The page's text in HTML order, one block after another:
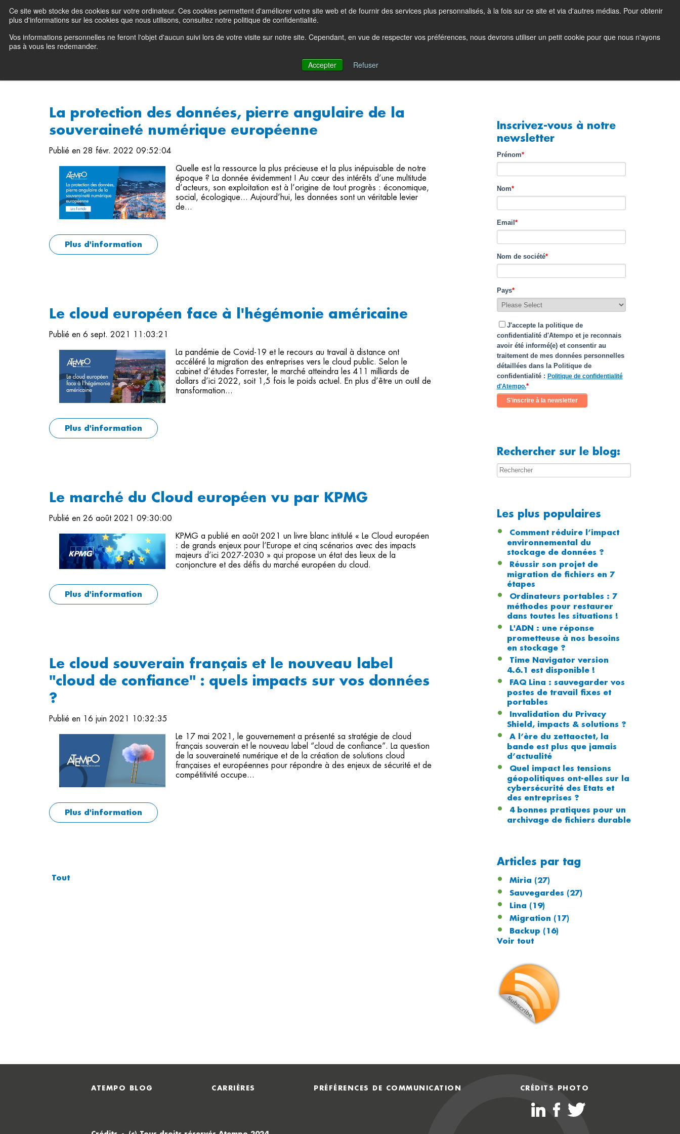
Ce site web stocke des cookies sur votre ordinateur. Ces cookies permettent d'améliorer votre site web et de fournir des services plus personnalisés, à la fois sur ce site et via d'autres médias. Pour obtenir
plus d'informations sur les cookies que nous utilisons, consultez notre politique de confidentialité.
Vos informations personnelles ne feront l'objet d'aucun suivi lors de votre visite sur notre site. Cependant, en vue de respecter vos préférences, nous devrons utiliser un petit cookie pour que nous n'ayons
pas à vous les redemander.
Accepter
Refuser
Preserving data ecosystems Blog produit Portail support (login) EN FR
Pourquoi Atempo ? Solutions Produits Partenaires Ressources Société Contact Demo
La protection des données, pierre angulaire de la
souveraineté numérique européenne
Publié en 28 févr. 2022 09:52:04
Quelle est la ressource la plus précieuse et la plus inépuisable de notre
époque ? La donnée évidemment ! Au cœur des intérêts d’une multitude
d’acteurs, son exploitation est à l’origine de tout progrès : économique,
social, écologique... Aujourd’hui, les données sont un véritable levier
de...
Plus d'information
Le cloud européen face à l'hégémonie américaine
Publié en 6 sept. 2021 11:03:21
La pandémie de Covid-19 et le recours au travail à distance ont
accéléré la migration des entreprises vers le cloud public. Selon le
cabinet d’études Forrester, le marché atteindra les 411 milliards de
dollars d’ici 2022, soit 1,5 fois le poids actuel. En plus d’être un outil de
transformation...
Plus d'information
Le marché du Cloud européen vu par KPMG
Publié en 26 août 2021 09:30:00
KPMG a publié en août 2021 un livre blanc intitulé « Le Cloud européen
: de grands enjeux pour l’Europe et cinq scénarios avec des impacts
majeurs d’ici 2027-2030 » qui propose un état des lieux de la
conjoncture et des défis du marché européen du cloud.
Plus d'information
Le cloud souverain français et le nouveau label
"cloud de confiance" : quels impacts sur vos données
?
Publié en 16 juin 2021 10:32:35
Le 17 mai 2021, le gouvernement a présenté sa stratégie de cloud
français souverain et le nouveau label “cloud de confiance”. La question
de la souveraineté numérique et de la création de solutions cloud
françaises et européennes pour répondre à des enjeux de sécurité et de
compétitivité occupe...
Plus d'information
Tout
Inscrivez-vous à notre
newsletter
Prénom*
Nom*
Email *
Nom de société*
Pays*
J'accepte la politique de
confidentialité d'Atempo et je reconnais
avoir été informé(e) et consentir au
traitement de mes données personnelles
détaillées dans la Politique de
confidentialité : Politique de confidentialité
d'Atempo.*
Rechercher sur le blog:
Les plus populaires
Comment réduire l’impact
environnemental du
stockage de données ?
Réussir son projet de
migration de fichiers en 7
étapes
Ordinateurs portables : 7
méthodes pour restaurer
dans toutes les situations !
L'ADN : une réponse
prometteuse à nos besoins
en stockage ?
Time Navigator version
4.6.1 est disponible !
FAQ Lina : sauvegarder vos
postes de travail fixes et
portables
Invalidation du Privacy
Shield, impacts & solutions ?
A l’ère du zettaoctet, la
bande est plus que jamais
d’actualité
Quel impact les tensions
géopolitiques ont-elles sur la
cybersécurité des Etats et
des entreprises ?
4 bonnes pratiques pour un
archivage de fichiers durable
Articles par tag
Miria (27)
Sauvegardes (27)
Lina (19)
Migration (17)
Backup (16)
Voir tout
ATEMPO BLOG CARRIÈRES PRÉFÉRENCES DE COMMUNICATION CRÉDITS PHOTO